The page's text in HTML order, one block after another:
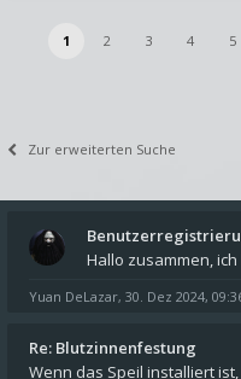
1 2 3 4 5
Zur erweiterten Suche
Yuan DeLazar, 30. Dez 2024,
Re: Blutzinnenfestung